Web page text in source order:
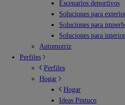
Escenarios deportivos
Soluciones para
Soluciones para
Soluciones para
Automotriz
Perfiles
Perfiles
Hogar
Hogar
Ideas Pintuco